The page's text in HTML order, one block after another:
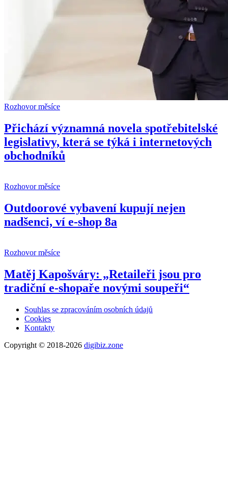
Rozhovor měsíce
Přichází významná novela spotřebitelské
legislativy, která se týká i internetových
obchodníků
Rozhovor měsíce
Outdoorové vybavení kupují nejen
nadšenci, ví e-shop 8a
Rozhovor měsíce
Matěj Kapošváry: „Retaileři jsou pro
tradiční e-shopaře novými soupeři“
Souhlas se zpracováním osobních údajů
Cookies
Kontakty
Copyright © 2018-2026 digibiz.zone